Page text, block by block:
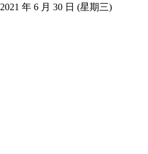
年 6 月 30 日 (星期三)